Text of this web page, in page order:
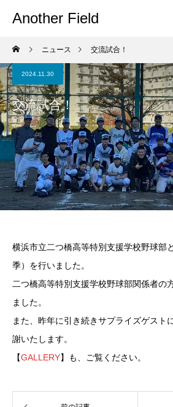
Another Field
ニュース 交流試合！
2024.11.30
交流試合！
横浜市立二つ橋高等特別支援学校野球部
季）を行いました。
二つ橋高等特別支援学校野球部関係者の
ました。
また、昨年に引き続きサプライズゲスト
謝いたします。
【GALLERY】も、ご覧ください。